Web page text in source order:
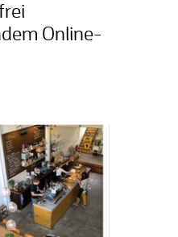
Online-